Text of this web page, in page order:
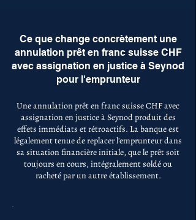
Ce que change concrètement une
annulation prêt en franc suisse CHF
avec assignation en justice à Seynod
pour l'emprunteur
Une annulation prêt en franc suisse CHF avec
assignation en justice à Seynod produit des
effets immédiats et rétroactifs. La banque est
légalement tenue de replacer l'emprunteur dans
sa situation financière initiale, que le prêt soit
toujours en cours, intégralement soldé ou
racheté par un autre établissement.